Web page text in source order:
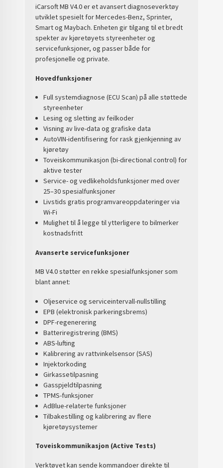
iCarsoft MB V4.0 er et avansert diagnoseverktøy
utviklet spesielt for Mercedes-Benz, Sprinter,
Smart og Maybach. Enheten gir tilgang til et bredt
spekter av kjøretøyets styreenheter og
servicefunksjoner, og passer både for
profesjonelle og private.
Hovedfunksjoner
Full systemdiagnose (ECU Scan) på alle støttede
styreenheter
Lesing og sletting av feilkoder
Visning av live-data og grafiske data
AutoVIN-identifisering for rask gjenkjenning av
kjøretøy
Toveiskommunikasjon (bi-directional control) for
aktive tester
Service- og vedlikeholdsfunksjoner med over
25–30 spesialfunksjoner
Livstids gratis programvareoppdateringer via
Wi-Fi
Mulighet til å legge til ytterligere to bilmerker
kostnadsfritt
Avanserte servicefunksjoner
MB V4.0 støtter en rekke spesialfunksjoner som
blant annet:
Oljeservice og serviceintervall-nullstilling
EPB (elektronisk parkeringsbrems)
DPF-regenerering
Batteriregistrering (BMS)
ABS-lufting
Kalibrering av rattvinkelsensor (SAS)
Injektorkoding
Girkassetilpasning
Gasspjeldtilpasning
TPMS-funksjoner
AdBlue-relaterte funksjoner
Tilbakestilling og kalibrering av flere
kjøretøysystemer
Toveiskommunikasjon (Active Tests)
Verktøyet kan sende kommandoer direkte til